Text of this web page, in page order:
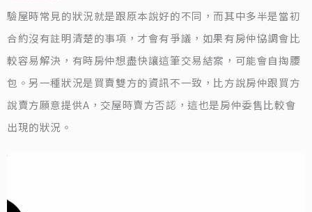
驗屋時常見的狀況就是跟原本說好的不同，而其中多半是當初
合約沒有註明清楚的事項，才會有爭議，如果有房仲協調會比
較容易解決，有時房仲想盡快讓這筆交易結案，可能會自掏腰
包。另一種狀況是買賣雙方的資訊不一致，比方說房仲跟買方
說賣方願意提供A，交屋時賣方否認，這也是房仲委售比較會
出現的狀況。